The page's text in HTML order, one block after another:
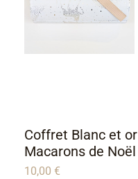
Coffret Blanc et or
Macarons de Noël
10,00 €